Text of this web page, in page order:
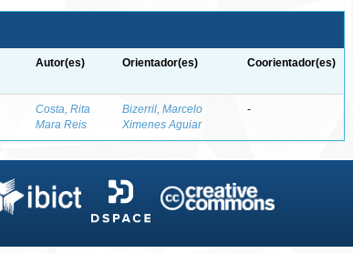
Autor(es) Orientador(es) Coorientador(es)
Costa, Rita
Mara Reis
Bizerril, Marcelo
Ximenes Aguiar
-